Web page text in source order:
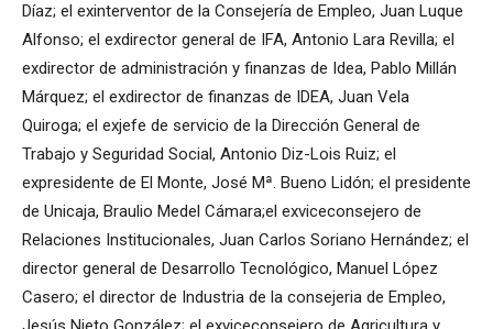
Díaz; el exinterventor de la Consejería de Empleo, Juan Luque
Alfonso; el exdirector general de IFA, Antonio Lara Revilla; el
exdirector de administración y finanzas de Idea, Pablo Millán
Márquez; el exdirector de finanzas de IDEA, Juan Vela
Quiroga; el exjefe de servicio de la Dirección General de
Trabajo y Seguridad Social, Antonio Diz-Lois Ruiz; el
expresidente de El Monte, José Mª. Bueno Lidón; el presidente
de Unicaja, Braulio Medel Cámara;el exviceconsejero de
Relaciones Institucionales, Juan Carlos Soriano Hernández; el
director general de Desarrollo Tecnológico, Manuel López
Casero; el director de Industria de la consejeria de Empleo,